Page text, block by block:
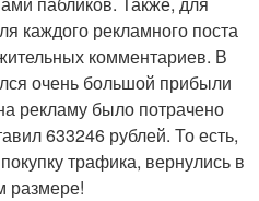
каждого рекламного поста
комментариев. В
очень большой прибыли
рекламу было потрачено
633246 рублей. То есть,
трафика, вернулись в
размере!